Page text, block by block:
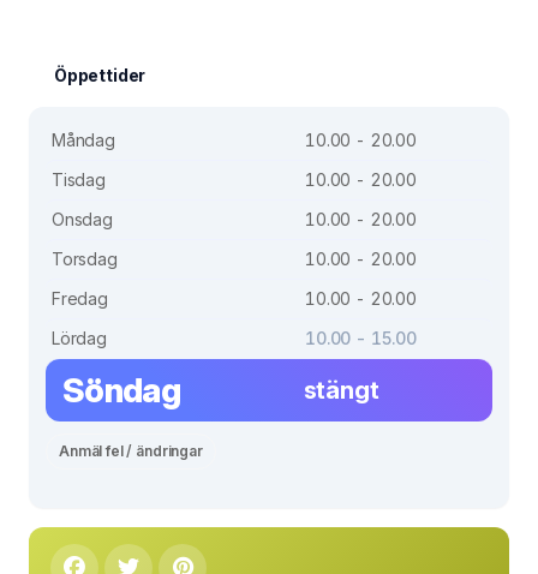
Öppettider
Måndag
10.00 - 20.00
Tisdag
10.00 - 20.00
Onsdag
10.00 - 20.00
Torsdag
10.00 - 20.00
Fredag
10.00 - 20.00
Lördag
10.00 - 15.00
Söndag stängt
Anmäl fel / ändringar